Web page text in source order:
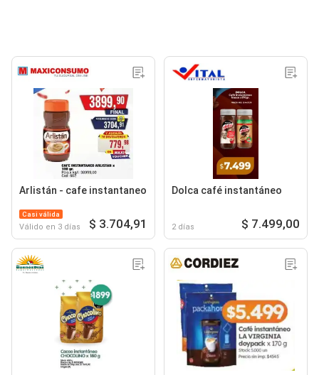
Arlistán - cafe instantaneo
Casi válida
Válido en 3 días $ 3.704,91
Dolca café instantáneo
2 días $ 7.499,00